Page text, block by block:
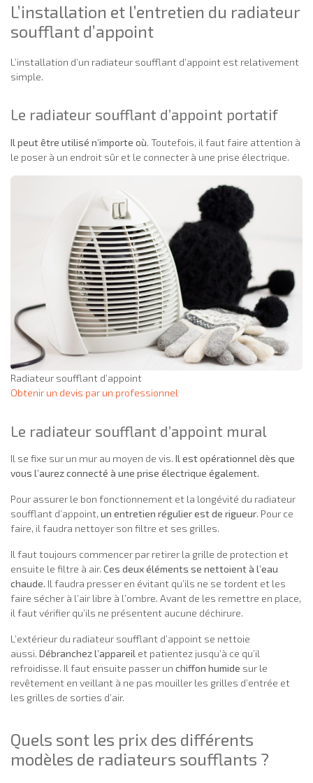
L’installation et l’entretien du radiateur
soufflant d’appoint
L’installation d’un radiateur soufflant d’appoint est relativement
simple.
Le radiateur soufflant d’appoint portatif
Il peut être utilisé n’importe où. Toutefois, il faut faire attention à
le poser à un endroit sûr et le connecter à une prise électrique.
Radiateur soufflant d’appoint
Obtenir un devis par un professionnel
Le radiateur soufflant d’appoint mural
Il se fixe sur un mur au moyen de vis. Il est opérationnel dès que
vous l’aurez connecté à une prise électrique également.
Pour assurer le bon fonctionnement et la longévité du radiateur
soufflant d’appoint, un entretien régulier est de rigueur. Pour ce
faire, il faudra nettoyer son filtre et ses grilles.
Il faut toujours commencer par retirer la grille de protection et
ensuite le filtre à air. Ces deux éléments se nettoient à l’eau
chaude. Il faudra presser en évitant qu’ils ne se tordent et les
faire sécher à l’air libre à l’ombre. Avant de les remettre en place,
il faut vérifier qu’ils ne présentent aucune déchirure.
L’extérieur du radiateur soufflant d’appoint se nettoie
aussi. Débranchez l’appareil et patientez jusqu’à ce qu’il
refroidisse. Il faut ensuite passer un chiffon humide sur le
revêtement en veillant à ne pas mouiller les grilles d’entrée et
les grilles de sorties d’air.
Quels sont les prix des différents
modèles de radiateurs soufflants ?